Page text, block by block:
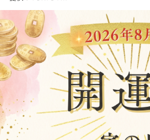
アプリの監修も手がける。また、
活動もしており、芸能関係者からの
Webサイト： https://selene-
YouTube：
https://youtu.be/
しれません。しかし、あなたの考
ります。肩の力を抜いて、まずは
から。
3．壊れる心配はないか……我慢し
ダムが壊れないか気になったあな
壊れるのを恐れ、その場を丸く収
タイプです。ですが、健全なぶつ
■2026年8月8日はどんな日？
2026年8月8日（土）・先勝
・令和8年8月8日のゾロ目
・六曜「先勝」（午前中が吉とさ